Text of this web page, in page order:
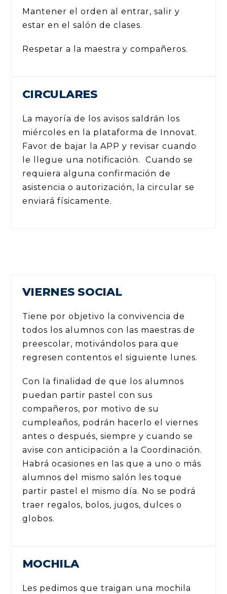
Mantener el orden al entrar, salir y
estar en el salón de clases.
Respetar a la maestra y compañeros.
CIRCULARES
La mayoría de los avisos saldrán los
miércoles en la plataforma de Innovat.
Favor de bajar la APP y revisar cuando
le llegue una notificación. Cuando se
requiera alguna confirmación de
asistencia o autorización, la circular se
enviará físicamente.
VIERNES SOCIAL
Tiene por objetivo la convivencia de
todos los alumnos con las maestras de
preescolar, motivándolos para que
regresen contentos el siguiente lunes.
Con la finalidad de que los alumnos
puedan partir pastel con sus
compañeros, por motivo de su
cumpleaños, podrán hacerlo el viernes
antes o después, siempre y cuando se
avise con anticipación a la Coordinación.
Habrá ocasiones en las que a uno o más
alumnos del mismo salón les toque
partir pastel el mismo día. No se podrá
traer regalos, bolos, jugos, dulces o
globos.
MOCHILA
Les pedimos que traigan una mochila